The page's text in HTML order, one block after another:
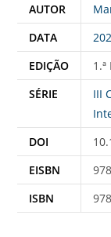
AUTOR
DATA
EDIÇÃO
SÉRIE
III
DOI
EISBN
ISBN